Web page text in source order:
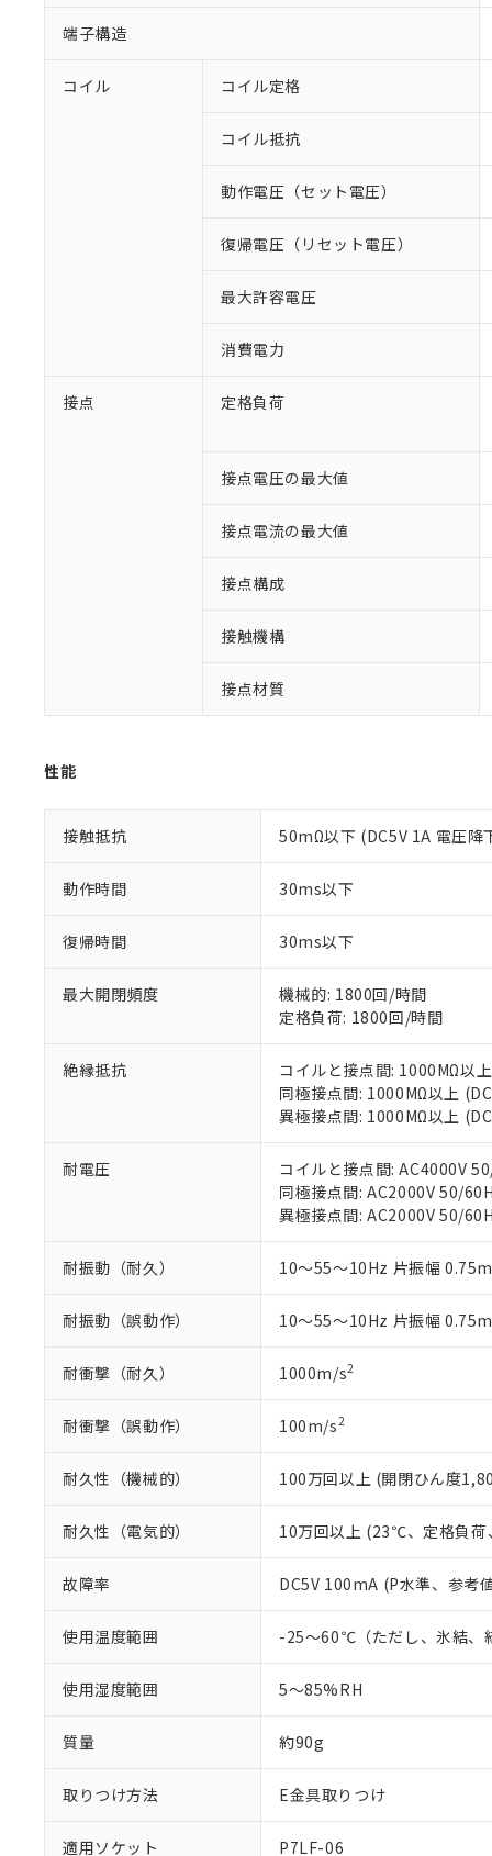
端子構造
コイル コイル定格
コイル抵抗
動作電圧（セット電圧）
復帰電圧（リセット電圧）
最大許容電圧
消費電力
接点 定格負荷
接点電圧の最大値
接点電流の最大値
接点構成
接触機構
接点材質
性能
接触抵抗 50mΩ以下 (DC5V 1A 電圧降
動作時間 30ms以下
復帰時間 30ms以下
最大開閉頻度
機械的: 1800回/時間
定格負荷: 1800回/時間
絶縁抵抗
コイルと接点間: 1000MΩ以
同極接点間: 1000MΩ以上
異極接点間: 1000MΩ以上
耐電圧
コイルと接点間: AC4000V
同極接点間: AC2000V 50/
異極接点間: AC2000V 50/
耐振動（耐久） 10～55～10Hz 片振幅
耐振動（誤動作） 10～55～10Hz 片振幅
耐衝撃（耐久） 1000m/s2
耐衝撃（誤動作） 100m/s2
耐久性（機械的） 100万回以上 (開閉ひん度
耐久性（電気的） 10万回以上 (23℃、定格負
故障率 DC5V 100mA (P水準、参考
使用温度範囲 -25～60℃（ただし、氷結、
使用湿度範囲 5～85%RH
質量 約90g
取りつけ方法 E金具取りつけ
適用ソケット P7LF-06
ご利用条件
当社制御機
在庫状況お
のであり、
在庫状況お
す。
マイパーツ
ている必要
お客様が当
が、当社の
さい。
いる法人を
対応済み：
対応予定：EU
対応予定なし：
仕入先様の事情
があります。
ル（DBP） 1000ppm以
但し、RoHS指令で産
フタル酸エステル類の
※3 非含有証明
下記の非含有証明
EU RoHS指令（10
51物質の非含有証
※本証明書は発行
また、RoHS指
既に当社にて対応
り割愛しておりま
※1 中国
*中国RoHS10物質の基
Pb(鉛) :1000ppm、
Cr(Ⅵ)(六価クロム) :
「ｅ」：有害物質
「10」：通常の使
味します。
「－」：未確認で
などの必要
当社は規制
ます。
号
－
在庫な
機器販売
空
白
受注生